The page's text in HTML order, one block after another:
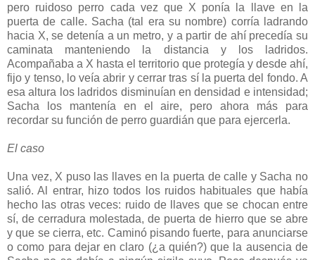
pero ruidoso perro cada vez que X ponía la llave en la
puerta de calle. Sacha (tal era su nombre) corría ladrando
hacia X, se detenía a un metro, y a partir de ahí precedía su
caminata manteniendo la distancia y los ladridos.
Acompañaba a X hasta el territorio que protegía y desde ahí,
fijo y tenso, lo veía abrir y cerrar tras sí la puerta del fondo. A
esa altura los ladridos disminuían en densidad e intensidad;
Sacha los mantenía en el aire, pero ahora más para
recordar su función de perro guardián que para ejercerla.
El caso
Una vez, X puso las llaves en la puerta de calle y Sacha no
salió. Al entrar, hizo todos los ruidos habituales que había
hecho las otras veces: ruido de llaves que se chocan entre
sí, de cerradura molestada, de puerta de hierro que se abre
y que se cierra, etc. Caminó pisando fuerte, para anunciarse
o como para dejar en claro (¿a quién?) que la ausencia de